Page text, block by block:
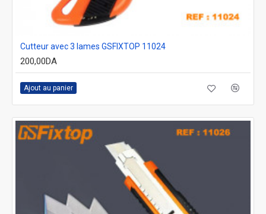
Cutteur avec 3 lames GSFIXTOP 11024
200,00DA
Ajout au panier